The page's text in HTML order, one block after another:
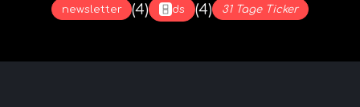
newsletter (4) ds (4) 31 Tage Ticker